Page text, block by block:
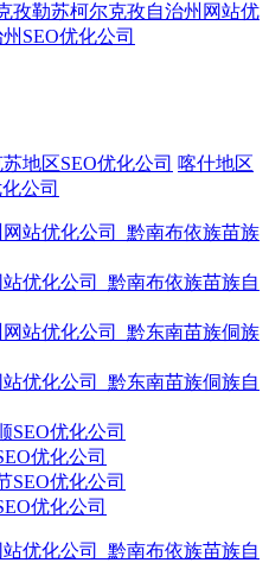
孜勒苏柯尔克孜自治州网站优
SEO优化公司
地区SEO优化公司 喀什地区
公司
优化公司_黔南布依族苗族自
优化公司_黔东南苗族侗族自
优化公司
优化公司
优化公司_黔南布依族苗族自